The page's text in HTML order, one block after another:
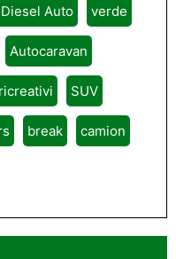
Diesel Auto verde
Autocaravan
SUV
break camion